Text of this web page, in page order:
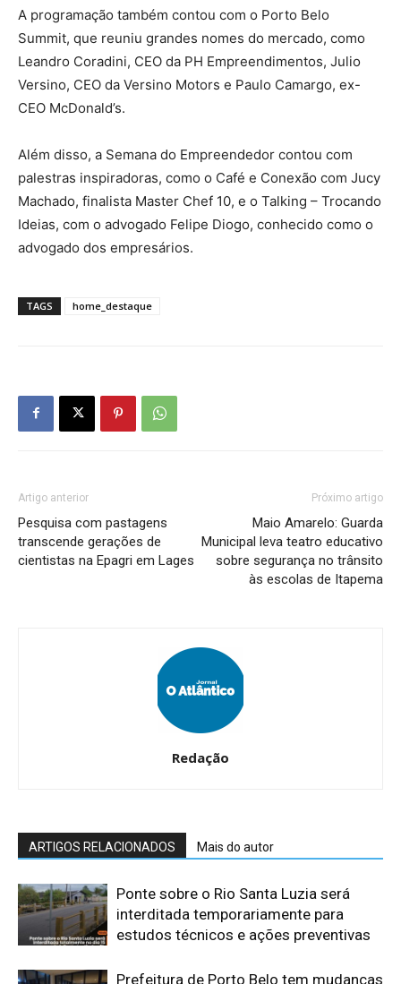
A programação também contou com o Porto Belo
Summit, que reuniu grandes nomes do mercado, como
Leandro Coradini, CEO da PH Empreendimentos, Julio
Versino, CEO da Versino Motors e Paulo Camargo, ex-
CEO McDonald’s.
Além disso, a Semana do Empreendedor contou com
palestras inspiradoras, como o Café e Conexão com Jucy
Machado, finalista Master Chef 10, e o Talking – Trocando
Ideias, com o advogado Felipe Diogo, conhecido como o
advogado dos empresários.
TAGS home_destaque
Artigo anterior
Pesquisa com pastagens
transcende gerações de
cientistas na Epagri em Lages
Próximo artigo
Maio Amarelo: Guarda
Municipal leva teatro educativo
sobre segurança no trânsito
às escolas de Itapema
Redação
ARTIGOS RELACIONADOS Mais do autor
Ponte sobre o Rio Santa Luzia será
interditada temporariamente para
estudos técnicos e ações preventivas
​Prefeitura de Porto Belo tem mudanças